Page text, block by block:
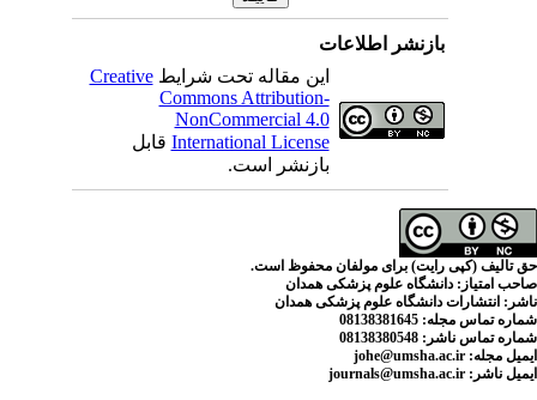
این مقاله تحت شرایطCreative
Commons Attribution-
NonCommercial 4.0
International Licenseقابل
مولفان محفوظ است.
پزشکی همدان
پزشکی همدان